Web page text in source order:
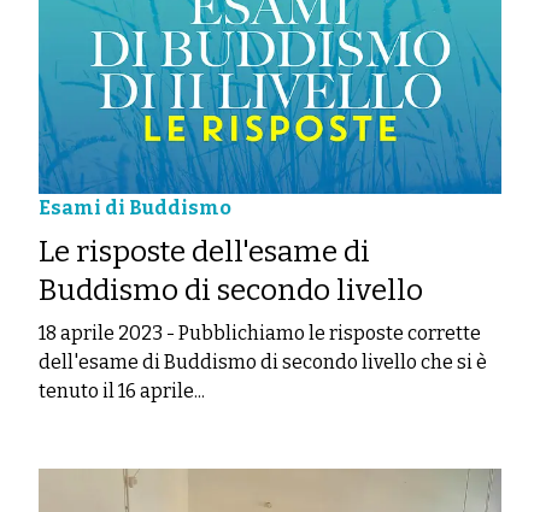
Esami di Buddismo
Le risposte dell'esame di
Buddismo di secondo livello
18 aprile 2023 - Pubblichiamo le risposte corrette
dell'esame di Buddismo di secondo livello che si è
tenuto il 16 aprile...